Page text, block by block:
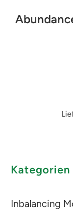
Kategorien
Inbalancing